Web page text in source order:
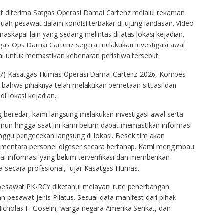
Satgas Operasi Damai Cartenz melalui rekaman
pesawat dalam kondisi terbakar di ujung landasan. Video
lain yang sedang melintas di atas lokasi kejadian.
Ops Damai Cartenz segera melakukan investigasi awal
untuk memastikan kebenaran peristiwa tersebut.
Kasatgas Humas Operasi Damai Cartenz-2026, Kombes
pihaknya telah melakukan pemetaan situasi dan
lokasi kejadian.
kami langsung melakukan investigasi awal serta
hingga saat ini kami belum dapat memastikan informasi
pengecekan langsung di lokasi. Besok tim akan
personel digeser secara bertahap. Kami mengimbau
informasi yang belum terverifikasi dan memberikan
profesional,” ujar Kasatgas Humas.
PK-RCY diketahui melayani rute penerbangan
pesawat jenis Pilatus. Sesuai data manifest dari pihak
F. Goselin, warga negara Amerika Serikat, dan